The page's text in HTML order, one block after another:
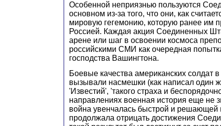
Особенной неприязнью пользуются
основном из-за того, что они, как
мировую гегемонию, которую ранее им
Россией. Каждая акция Соединенных
арене или шаг в освоении космоса
российскими СМИ как очередная
господства Вашингтона.
Боевые качества американских солдат
вызывали насмешки (как написал один
'Известий', 'такого страха и
направлениях военная история еще не
война увенчалась быстрой и решающей
продолжала отрицать достижения